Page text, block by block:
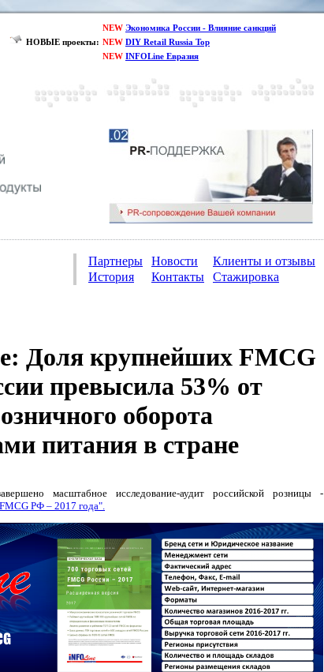
НОВЫЕ проекты:
NEW Экономика России - Влияние санкций
NEW DIY Retail Russia Top
NEW INFOLine Евразия
Партнеры Новости
Клиенты и отзывы
История
Контакты Стажировка
Доля крупнейших FMCG
превысила 53% от
оборота
питания в стране
масштабное исследование-аудит российской розницы -
РФ – 2017 года".